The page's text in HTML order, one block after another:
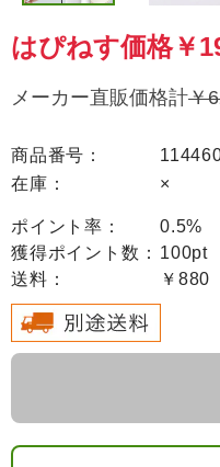
はぴねす価格￥
メーカー直販価格計￥
商品番号：
在庫：
×
ポイント率：
0.5%
獲得ポイント数： 100pt
送料：
￥880